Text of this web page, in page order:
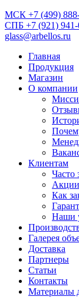
МСК +7 (499)
СПБ +7 (921) 941-
glass@arbellos.ru
Главная
Продукция
Магазин
О компании
Клиентам
Часто
Акции
Как
Наши
Галерея
Доставка
Партнеры
Статьи
Контакты
Материалы